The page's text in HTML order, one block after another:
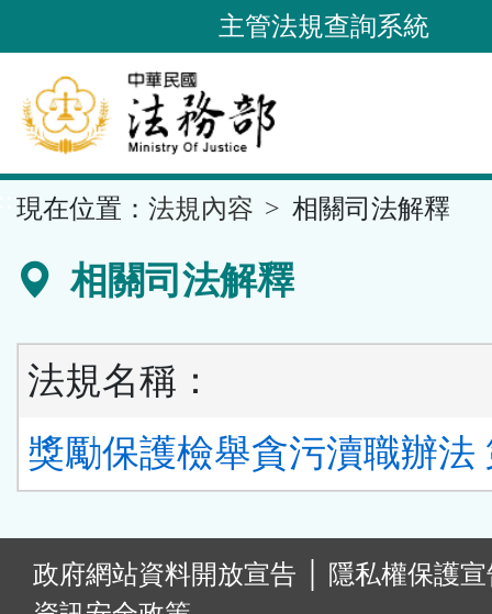
到
要
內
容
區
主管法規查詢系統
現在位置： 法規內容 相關司法解釋
相關司法解釋
法規名稱：
獎勵保護檢舉貪污瀆職辦法
政府網站資料開放宣告
隱私權保護